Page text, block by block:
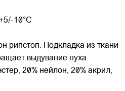
10°C
рипстоп. Подкладка из ткани
выдувание пуха.
20% нейлон, 20% акрил,